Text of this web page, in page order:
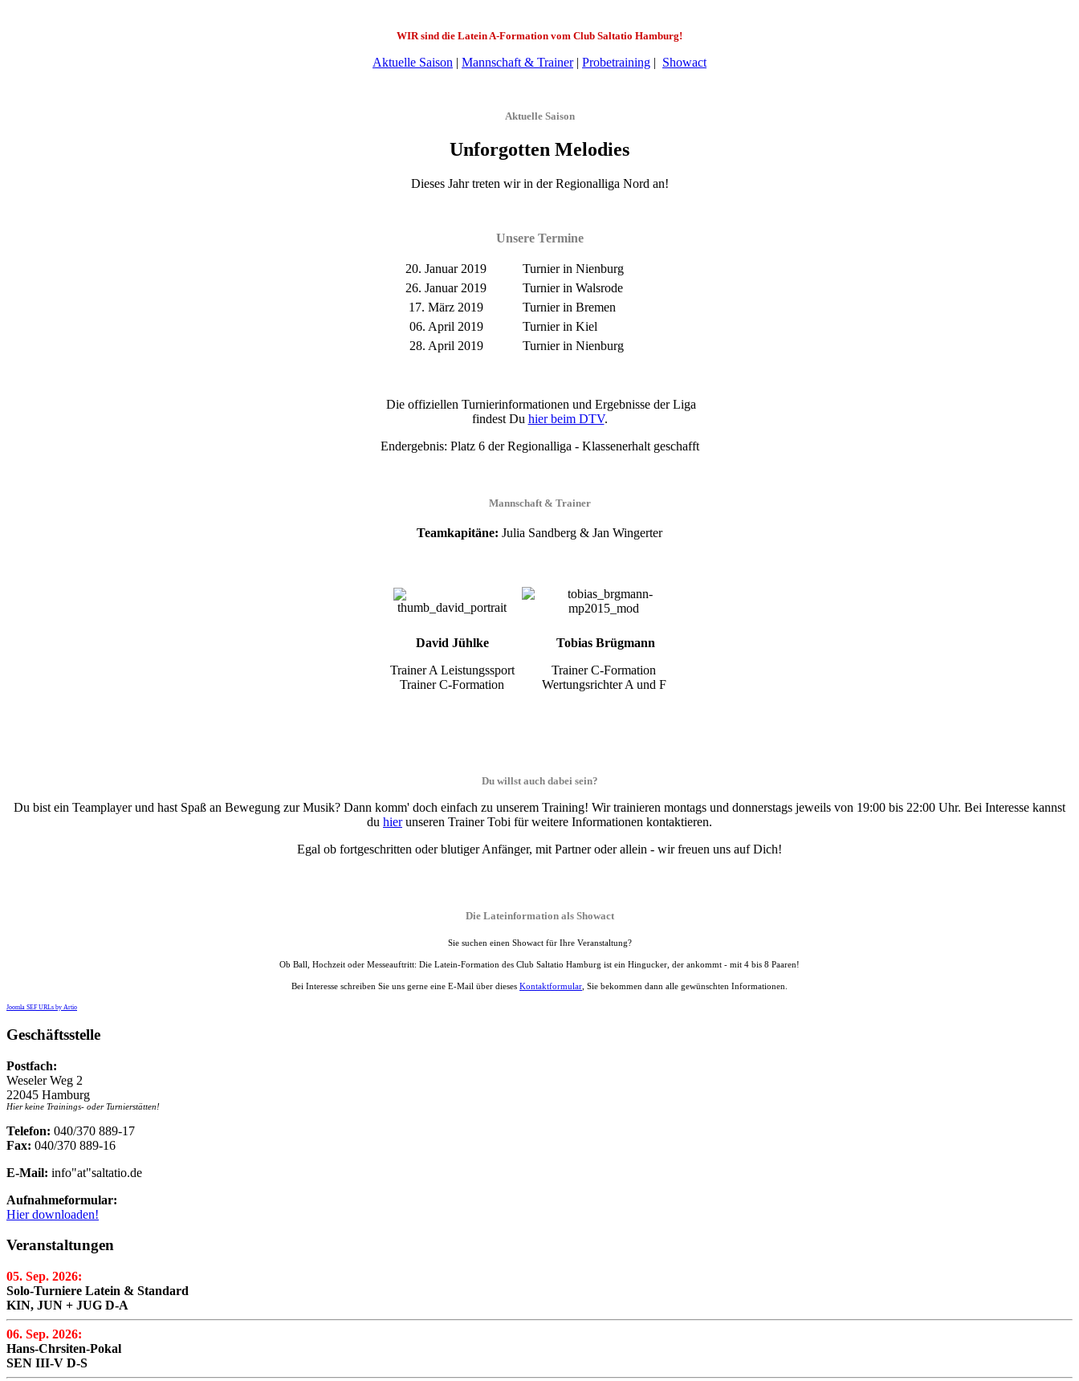
WIR sind die Latein A-Formation vom Club Saltatio Hamburg!
Aktuelle Saison | Mannschaft & Trainer| Probetraining | Showact
Aktuelle Saison
Unforgotten Melodies
Dieses Jahr treten wir in der Regionalliga Nord an!
Unsere Termine
20. Januar 2019
Turnier in Nienburg
26. Januar 2019
Turnier in Walsrode
17. März 2019
Turnier in Bremen
06. April 2019
Turnier in Kiel
28. April 2019
Turnier in Nienburg
Die offiziellen Turnierinformationen und Ergebnisse der Liga
findest Du hier beim DTV.
Endergebnis: Platz 6 der Regionalliga - Klassenerhalt geschafft
Mannschaft & Trainer
Teamkapitäne: Julia Sandberg & Jan Wingerter
David Jühlke
Trainer A Leistungssport
Trainer C-Formation
Tobias Brügmann
Trainer C-Formation
Wertungsrichter A und F
Du willst auch dabei sein?
Du bist ein Teamplayer und hast Spaß an Bewegung zur Musik? Dann komm' doch einfach zu unserem Training! Wir trainieren montags und donnerstags jeweils von 19:00 bis 22:00 Uhr. Bei Interesse kannst
du hierunseren Trainer Tobi für weitere Informationen kontaktieren.
Egal ob fortgeschritten oder blutiger Anfänger, mit Partner oder allein - wir freuen uns auf Dich!
Die Lateinformation als Showact
Sie suchen einen Showact für Ihre Veranstaltung?
Ob Ball, Hochzeit oder Messeauftritt: Die Latein-Formation des Club Saltatio Hamburg ist ein Hingucker, der ankommt - mit 4 bis 8 Paaren!
Bei Interesse schreiben Sie uns gerne eine E-Mail über dieses Kontaktformular, Sie bekommen dann alle gewünschten Informationen.
Joomla SEF URLs by Artio
Geschäftsstelle
Postfach:
Weseler Weg 2
22045 Hamburg
Hier keine Trainings- oder Turnierstätten!
Telefon: 040/370 889-17
Fax: 040/370 889-16
E-Mail: info"at"saltatio.de
Aufnahmeformular:
Hier downloaden!
Veranstaltungen
05. Sep. 2026:
Solo-Turniere Latein & Standard
KIN, JUN + JUG D-A
06. Sep. 2026:
Hans-Chrsiten-Pokal
SEN III-V D-S